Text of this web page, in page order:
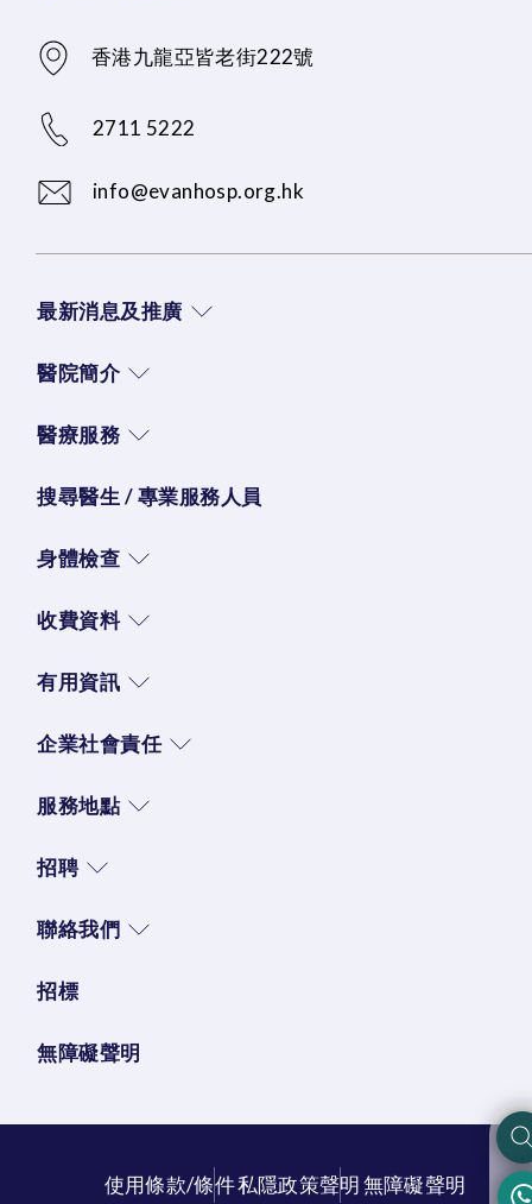
香港九龍亞皆老街222號
2711 5222
info@evanhosp.org.hk
最新消息及推廣
醫院簡介
醫療服務
搜尋醫生 / 專業服務人員
身體檢查
收費資料
有用資訊
企業社會責任
服務地點
招聘
聯絡我們
招標
無障礙聲明
使用條款/條件私隱政策聲明無障礙聲明